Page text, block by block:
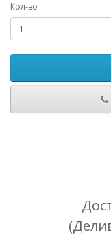
Кол-во